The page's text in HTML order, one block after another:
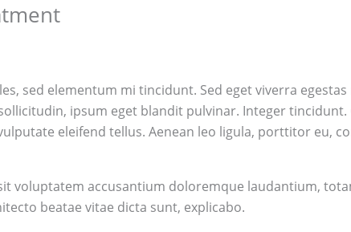
sed elementum mi tincidunt. Sed eget viverra egestas
ipsum eget blandit pulvinar. Integer tincidunt.
eleifend tellus. Aenean leo ligula, porttitor eu,
voluptatem accusantium doloremque laudantium,
beatae vitae dicta sunt, explicabo.